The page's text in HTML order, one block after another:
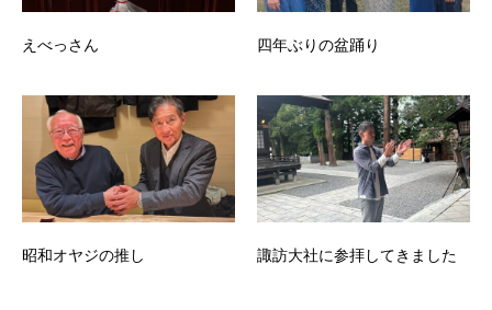
えべっさん 四年ぶりの盆踊り
昭和オヤジの推し 諏訪大社に参拝してきました